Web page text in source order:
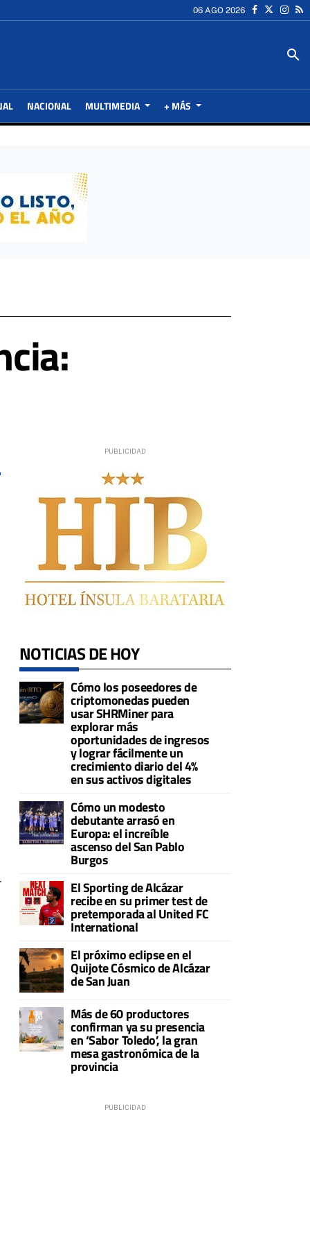
06 AGO 2026
search
NACIONAL MULTIMEDIA + MÁS
NOTICIAS DE HOY
Cómo los poseedores de
criptomonedas pueden
usar SHRMiner para
explorar más
oportunidades de ingresos
y lograr fácilmente un
crecimiento diario del 4%
en sus activos digitales
Cómo un modesto
debutante arrasó en
Europa: el increíble
ascenso del San Pablo
Burgos
El Sporting de Alcázar
recibe en su primer test de
pretemporada al United FC
International
El próximo eclipse en el
Quijote Cósmico de Alcázar
de San Juan
Más de 60 productores
confirman ya su presencia
en ‘Sabor Toledo’, la gran
mesa gastronómica de la
provincia